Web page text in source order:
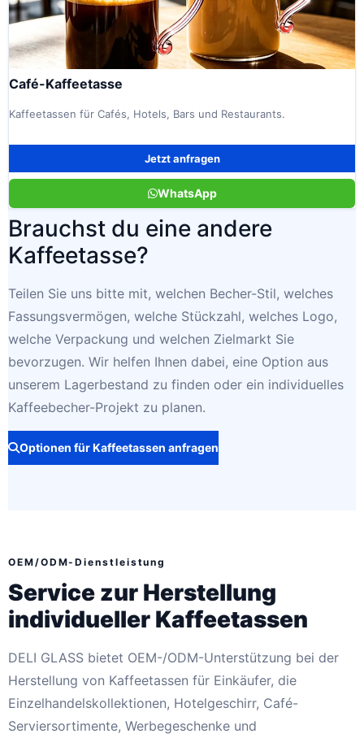
Café-Kaffeetasse
Kaffeetassen für Cafés, Hotels, Bars und Restaurants.
Jetzt anfragen
WhatsApp
Brauchst du eine andere
Kaffeetasse?
Teilen Sie uns bitte mit, welchen Becher-Stil, welches
Fassungsvermögen, welche Stückzahl, welches Logo,
welche Verpackung und welchen Zielmarkt Sie
bevorzugen. Wir helfen Ihnen dabei, eine Option aus
unserem Lagerbestand zu finden oder ein individuelles
Kaffeebecher-Projekt zu planen.
Optionen für Kaffeetassen anfragen
OEM/ODM-Dienstleistung
Service zur Herstellung
individueller Kaffeetassen
DELI GLASS bietet OEM-/ODM-Unterstützung bei der
Herstellung von Kaffeetassen für Einkäufer, die
Einzelhandelskollektionen, Hotelgeschirr, Café-
Serviersortimente, Werbegeschenke und